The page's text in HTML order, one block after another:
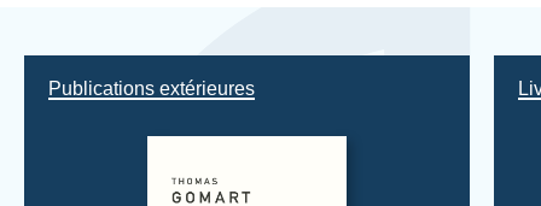
? Les nouveaux rapports de force mondiaux
Publications extérieures